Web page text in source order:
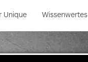
Unique Wissenwertes